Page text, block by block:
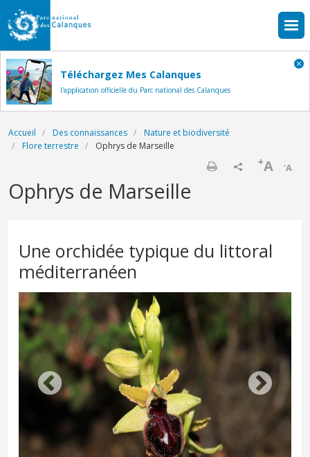
Aller au contenu principal
Téléchargez Mes Calanques
l'application officielle du Parc national des Calanques
Fil d'Ariane
Accueil Des connaissances
Nature et biodiversité
Flore terrestre
Ophrys de Marseille
-A
+A
Ophrys de Marseille
Une orchidée typique du littoral
méditerranéen